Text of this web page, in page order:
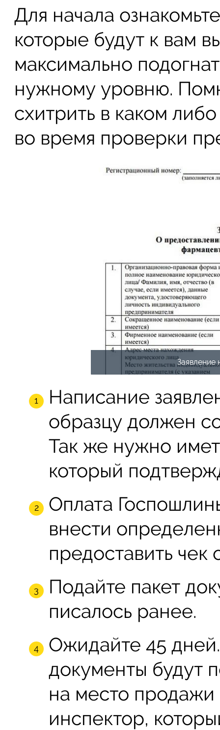
Для начала
которые будут к вам
максимально
нужному уровню.
схитрить в каком
во время проверки
Заявление
Написание
образцу должен
Так же нужно
который
Оплата
внести
предоставить чек
Подайте пакет
писалось ранее.
Ожидайте 45
документы будут
на место
инспектор,